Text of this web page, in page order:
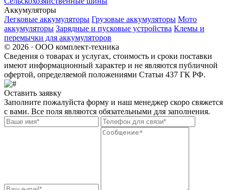
Аккумуляторы
Легковые аккумуляторы Грузовые аккумуляторы Мото
аккумуляторы Зарядные и пусковые устройства Клемы и
перемычки для аккумуляторов
© 2026 · ООО комплект-техника
Сведения о товарах и услугах, стоимость и сроки поставки
имеют информационный характер и не являются публичной
офертой, определяемой положениями Статьи 437 ГК РФ.
Оставить заявку
Заполните пожалуйста форму и наш менеджер скоро свяжется
с вами. Все поля являются обязательными для заполнения.